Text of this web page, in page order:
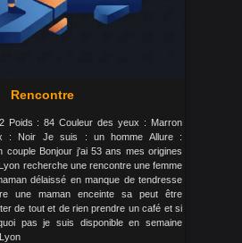
Rencontre
Poids : 84 Couleur des yeux : Marron
: Noir Je suis : un homme Allure :
couple Bonjour j'ai 53 ans mes origines
recherche une rencontre une femme
délaissé en manque de tendresse
une maman enceinte sa peut être
de tout et de rien prendre un café et si
pas je suis disponible en semaine